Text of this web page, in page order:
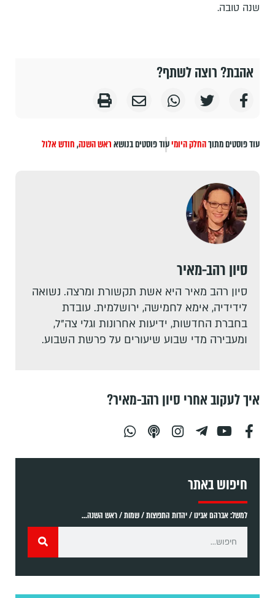
שנה טובה.
אהבת? רוצה לשתף?
עוד פוסטים מתוךהחלק היומיעוד פוסטים בנושאראש השנה,חודש אלול
סיון רהב-מאיר
סיון רהב מאיר היא אשת תקשורת ומרצה. נשואה
לידידיה, אימא לחמישה, ירושלמית. עובדת
בחברת החדשות, ידיעות אחרונות וגלי צה"ל,
ומעבירה מדי שבוע שיעורים על פרשת השבוע.
איך לעקוב אחרי סיון רהב-מאיר?
חיפוש באתר
למשל: אברהם אבינו / יהדות התפוצות / שמות / ראש השנה...